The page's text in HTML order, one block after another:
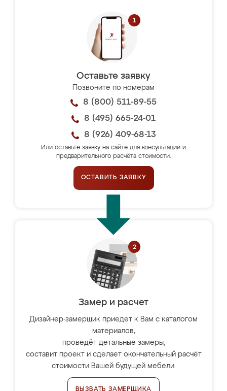
Оставьте заявку
Позвоните по номерам
8 (800) 511-89-55
8 (495) 665-24-01
8 (926) 409-68-13
Или оставьте заявку на сайте для консультации и
предварительного расчёта стоимости.
ОСТАВИТЬ ЗАЯВКУ
Замер и расчет
Дизайнер-замерщик приедет к Вам с каталогом
материалов,
проведёт детальные замеры,
составит проект и сделает окончательный расчёт
стоимости Вашей будущей мебели.
ВЫЗВАТЬ ЗАМЕРЩИКА